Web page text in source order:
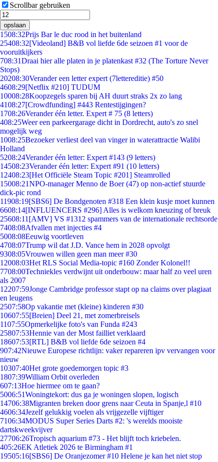
Scrollbar gebruiken
opslaan
1508:32Prijs Bar le duc rood in het buitenland
25408:32[Videoland] B&B vol liefde 6de seizoen #1 voor de
vooruitkijkers
708:31Draai hier alle platen in je platenkast #32 (The Torture Never
Stops)
20208:30Verander een letter expert (7lettereditie) #50
4608:29[Netflix #210] TUDUM
10008:28Koopzegels sparen bij AH duurt straks 2x zo lang
4108:27[Crowdfunding] #443 Rentestijgingen?
1708:26Verander één letter. Expert # 75 (8 letters)
408:25Weer een parkeergarage dicht in Dordrecht, auto's zo snel
mogelijk weg
1008:25Bezoeker verliest deel van vinger in waterattractie Walibi
Holland
5208:24Verander één letter: Expert #143 (9 letters)
14508:23Verander één letter: Expert #91 (10 letters)
12408:23[Het Officiële Steam Topic #201] Steamrolled
15008:21NPO-manager Menno de Boer (47) op non-actief stuurde
dick-pic rond
11908:19[SBS6] De Bondgenoten #318 Een klein kusje moet kunnen
6608:14[INFLUENCERS #296] Alles is welkom kneuzing of breuk
25608:11 [AMV] VS #1312 spammers van de internationale rechtsorde
7408:08Afvallen met injecties #4
5008:08Eeuwig voortleven
4708:07Trump wil dat J.D. Vance hem in 2028 opvolgt
9308:05Vrouwen willen geen man meer #30
12008:03Het RLS Social Media-topic #160 Zonder Kolonel!!
7708:00Techniekles verdwijnt uit onderbouw: maar half zo veel uren
als 2007
12207:59Jonge Cambridge professor stapt op na claims over plagiaat
en leugens
2507:58Op vakantie met (kleine) kinderen #30
10607:55[Breien] Deel 21, met zomerbreisels
1107:55Opmerkelijke foto's van Funda #243
25807:53Hennie van der Most failliet verklaard
18607:53[RTL] B&B vol liefde 6de seizoen #4
907:42Nieuwe Europese richtlijn: vaker repareren ipv vervangen voor
nieuw
10307:40Het grote goedemorgen topic #3
1807:39William Orbit overleden
607:13Hoe hiermee om te gaan?
5006:51Woningtekort: dus ga je woningen slopen, logisch
14706:38Migranten breken door grens naar Ceuta in Spanje,l #10
4606:34Jezelf gelukkig voelen als vrijgezelle vijftiger
7106:34MODUS Super Series Darts #2: 's werelds mooiste
dartskweekvijver
27706:26Tropisch aquarium #73 - Het blijft toch kriebelen.
405:26EK Atletiek 2026 te Birmingham #1
19505:16[SBS6] De Oranjezomer #10 Helene je kan het niet stop